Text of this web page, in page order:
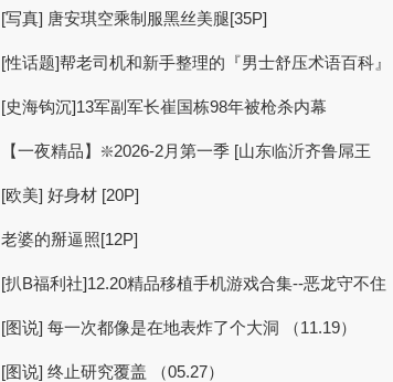
[写真] 唐安琪空乘制服黑丝美腿[35P]
[性话题]帮老司机和新手整理的『男士舒压术语百科』
[史海钩沉]13军副军长崔国栋98年被枪杀内幕
【一夜精品】❇️2026-2月第一季 [山东临沂齐鲁屌王
[欧美] 好身材 [20P]
老婆的掰逼照[12P]
[扒B福利社]12.20精品移植手机游戏合集--恶龙守不住
[图说] 每一次都像是在地表炸了个大洞 （11.19）
[图说] 终止研究覆盖 （05.27）